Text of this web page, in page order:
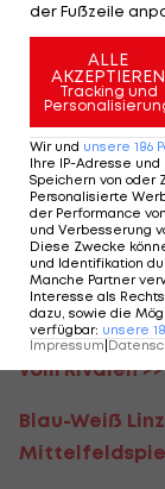
Verkauft
West Ham
Red Bull
soll fix sein
Wechselt
ADMIRAL 2.
FAC
Vizemeister
vom Rivalen
Blau-Weiß
der Fußzeile
ALLE
AKZEPTIEREN
Tracking und
Wir und unsere 186
Ihre IP-Adresse
Speichern von oder
Personalisierte
der Performance
und Verbesserung
Diese Zwecke
und Identifikation
Manche Partner
Interesse als
dazu, sowie die
verfügbar: unsere
Impressum